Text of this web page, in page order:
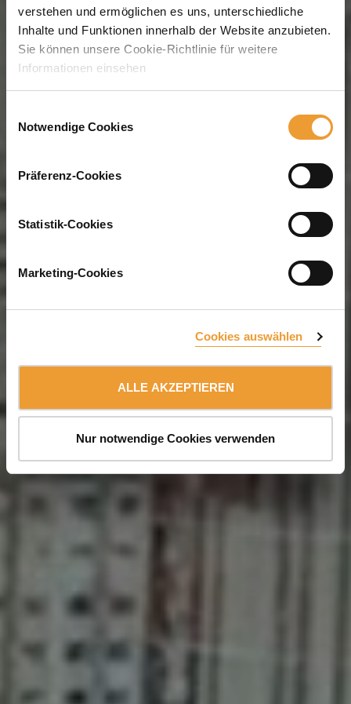
verstehen und ermöglichen es uns, unterschiedliche
Inhalte und Funktionen innerhalb der Website anzubieten.
Sie können unsere Cookie-Richtlinie für weitere
Informationen einsehen
Notwendige Cookies
Präferenz-Cookies
Statistik-Cookies
Marketing-Cookies
Cookies auswählen
ALLE AKZEPTIEREN
Nur notwendige Cookies verwenden